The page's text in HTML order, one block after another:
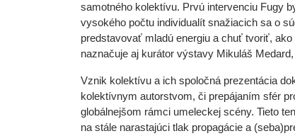
samotného kolektívu. Prvú intervenciu Fugy
vysokého počtu individualít snažiacich sa o
predstavovať mladú energiu a chuť tvoriť,
naznačuje aj kurátor výstavy Mikuláš
Vznik kolektívu a ich spoločná prezentácia
kolektívnym autorstvom, či prepájaním sfér
globálnejšom rámci umeleckej scény. Tieto
na stále narastajúci tlak propagácie a